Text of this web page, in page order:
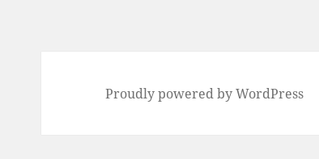
Proudly powered by WordPress